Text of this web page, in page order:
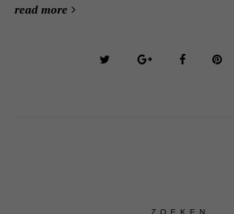
read more
ZOEKEN